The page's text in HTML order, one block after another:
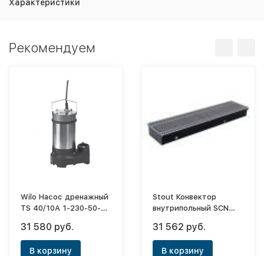
Характеристики
Рекомендуем
Wilo Насос дренажный
TS 40/10A 1-230-50-2-
31 580 руб.
В корзину
Stout Конвектор
внутрипольный SCN
естественной
конвекцией)
31 562 руб.
В корзину